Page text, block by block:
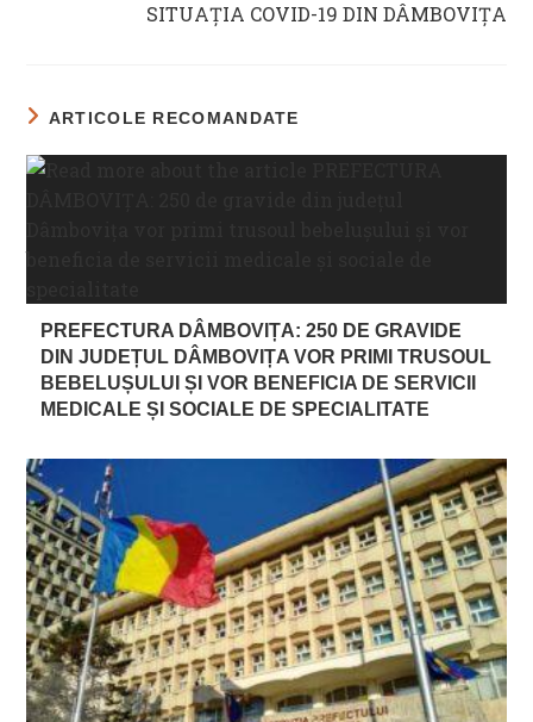
SITUAȚIA COVID-19 DIN DÂMBOVIȚA
ARTICOLE RECOMANDATE
PREFECTURA DÂMBOVIȚA: 250 DE GRAVIDE
DIN JUDEȚUL DÂMBOVIȚA VOR PRIMI TRUSOUL
BEBELUȘULUI ȘI VOR BENEFICIA DE SERVICII
MEDICALE ȘI SOCIALE DE SPECIALITATE